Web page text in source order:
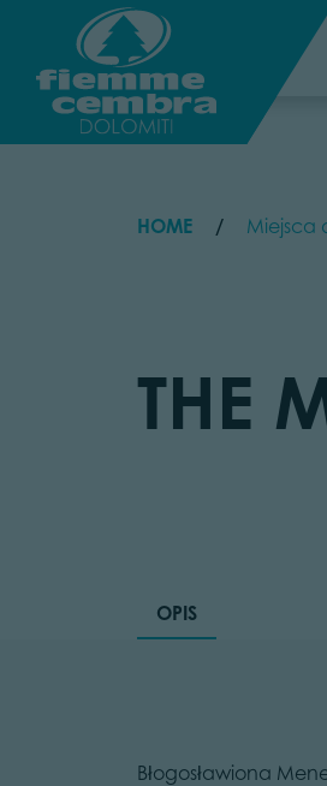
HOME Miejsca
THE
OPIS
Błogosławiona